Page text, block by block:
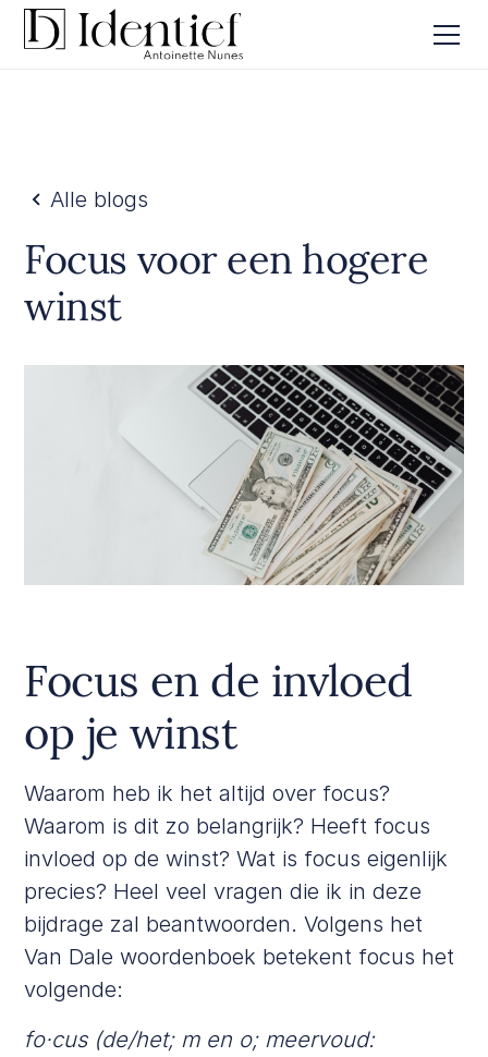
Alle blogs
Focus voor een hogere
winst
Focus en de invloed
op je winst
Waarom heb ik het altijd over focus?
Waarom is dit zo belangrijk? Heeft focus
invloed op de winst? Wat is focus eigenlijk
precies? Heel veel vragen die ik in deze
bijdrage zal beantwoorden. Volgens het
Van Dale woordenboek betekent focus het
volgende:
fo·cus (de/het; m en o; meervoud: